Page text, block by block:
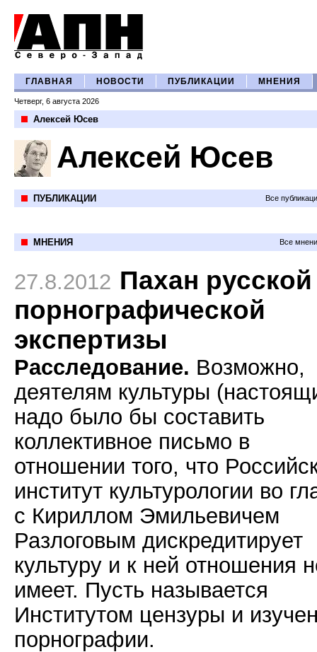
ГЛАВНАЯ НОВОСТИ ПУБЛИКАЦИИ МНЕНИЯ
Четверг, 6 августа 2026
Алексей Юсев
Алексей Юсев
ПУБЛИКАЦИИ Все
МНЕНИЯ Все
27.8.2012 Пахан русской
порнографической
экспертизы
Расследование. Возможно,
деятелям культуры
надо было бы составить
коллективное письмо в
отношении того, что
институт культурологии во
с Кириллом Эмильевичем
Разлоговым дискредитирует
культуру и к ней отношения
имеет. Пусть называется
Институтом цензуры и
порнографии.